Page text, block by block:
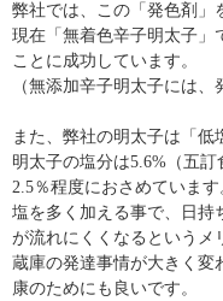
弊社では、この「発色剤」
現在「無着色辛子明太子」
ことに成功しています。
（無添加辛子明太子には
また、弊社の明太子は「
明太子の塩分は5.6%（五
2.5％程度におさめています
塩を多く加える事で、日持
が流れにくくなるというメ
蔵庫の発達事情が大きく変
康のためにも良いです。